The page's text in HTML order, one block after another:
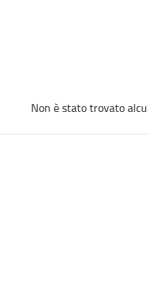
Non è stato trovato